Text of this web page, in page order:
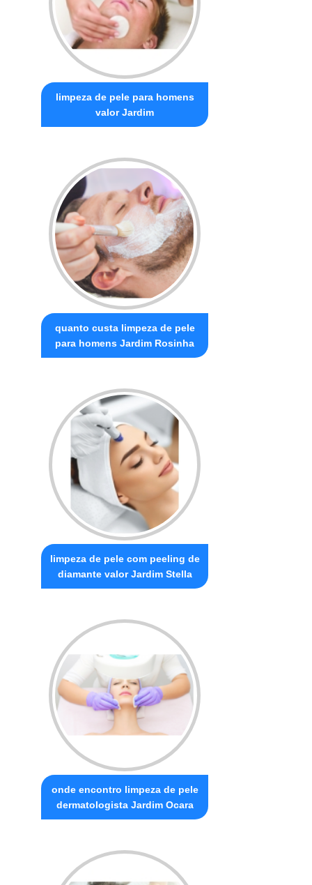
limpeza de pele para homens
valor Jardim
quanto custa limpeza de pele
para homens Jardim Rosinha
limpeza de pele com peeling de
diamante valor Jardim Stella
onde encontro limpeza de pele
dermatologista Jardim Ocara